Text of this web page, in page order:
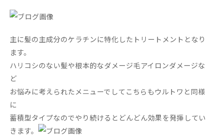
主に髪の主成分のケラチンに特化したトリートメントとなり
ます。
ハリコシのない髪や根本的なダメージ毛アイロンダメージな
ど
お悩みに考えられたメニューでしてこちらもウルトワと同様
に
蓄積型タイプなのでやり続けるとどんどん効果を発揮してい
きます。